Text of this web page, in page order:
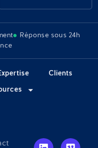
Réponse sous 24h
Clients